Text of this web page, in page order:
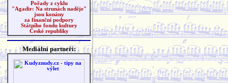
Pořady z cyklu
"Agadir: Na strunách naděje"
jsou konány
za finanční podpory
Státního fondu kultury
České republiky
Mediální partneři: